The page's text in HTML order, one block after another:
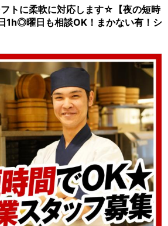
トに柔軟に対応します☆【夜の短時
1h◎曜日も相談OK！まかない有！シ